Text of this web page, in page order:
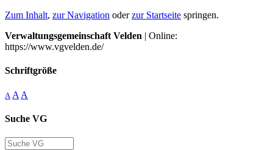
Zum Inhalt, zur Navigation oderzur Startseite springen.
Verwaltungsgemeinschaft Velden | Online:
https://www.vgvelden.de/
Schriftgröße
A A A
Suche VG